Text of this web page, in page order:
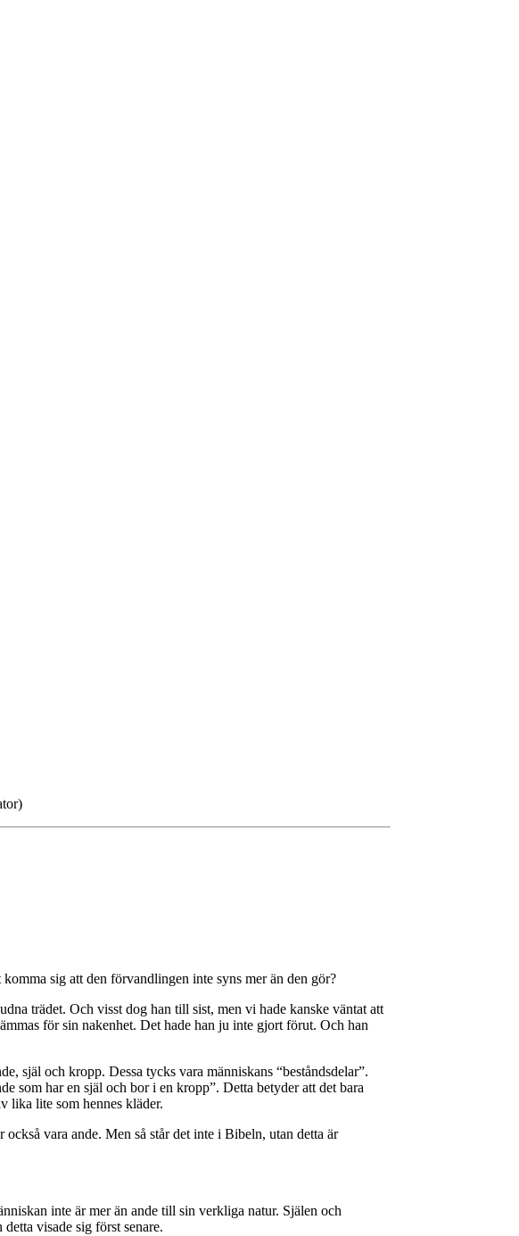
sig att den förvandlingen inte syns mer än den gör?
trädet. Och visst dog han till sist, men vi hade kanske väntat att
för sin nakenhet. Det hade han ju inte gjort förut. Och han
själ och kropp. Dessa tycks vara människans “beståndsdelar”.
som har en själ och bor i en kropp”. Detta betyder att det bara
lika lite som hennes kläder.
vara ande. Men så står det inte i Bibeln, utan detta är
inte är mer än ande till sin verkliga natur. Själen och
visade sig först senare.